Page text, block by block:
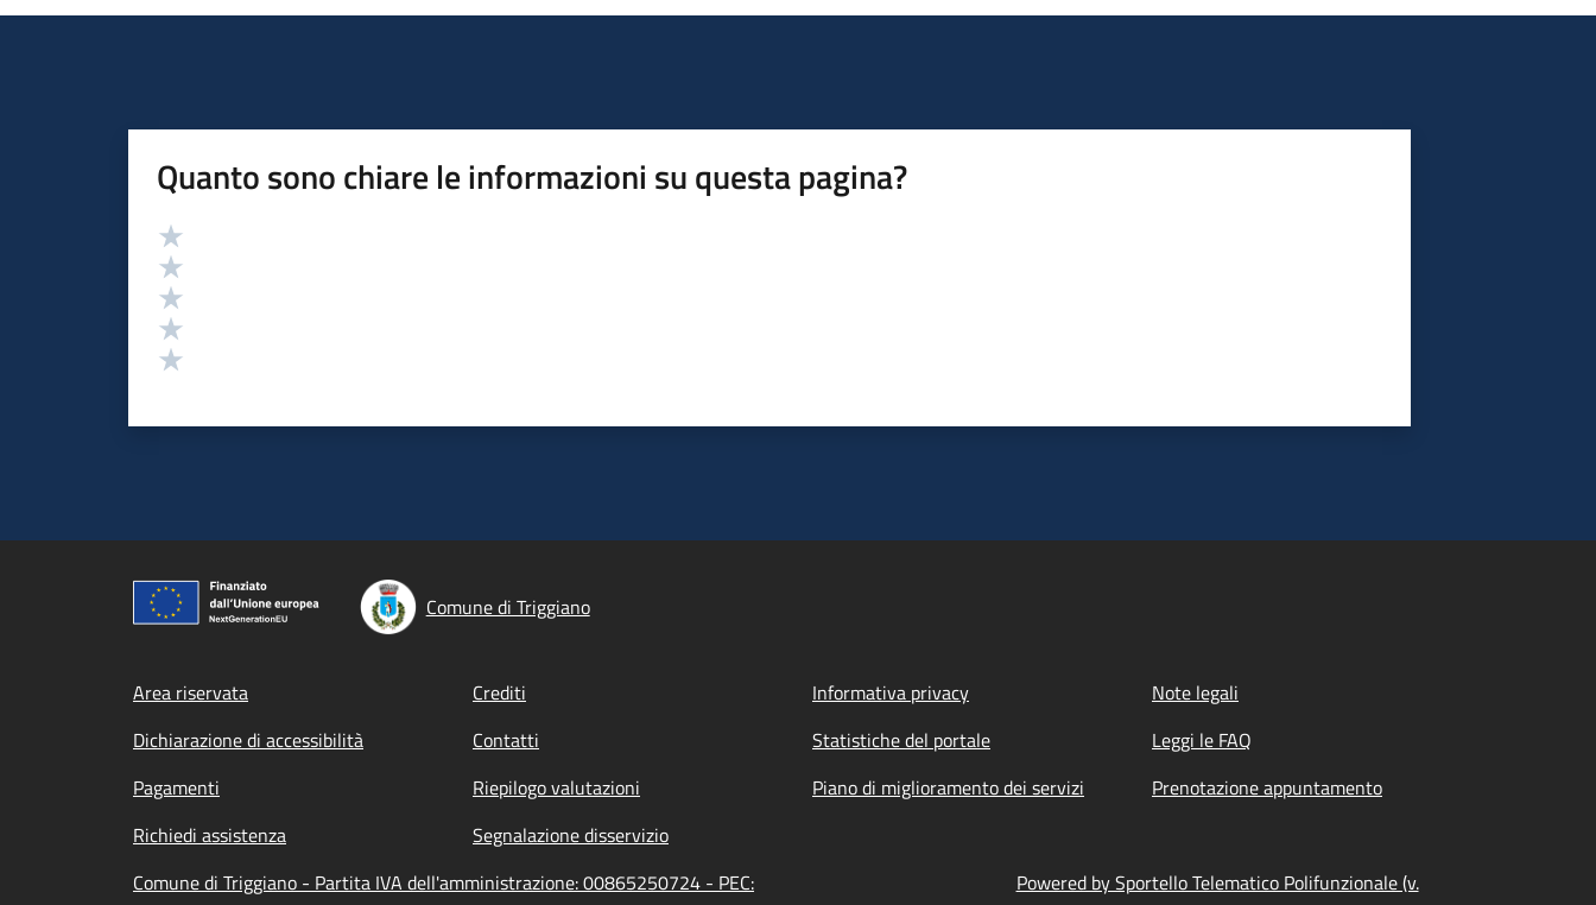
Quanto sono chiare le informazioni su questa pagina?
Valutazione
Comune di Triggiano
Footer menu
Area riservata Crediti Informativa privacy
Note legali
Dichiarazione di accessibilità
Contatti Statistiche del portale
Leggi le FAQ
Pagamenti
Riepilogo valutazioni Piano di miglioramento dei servizi
Prenotazione appuntamento
Richiedi assistenza
Segnalazione disservizio
Comune di Triggiano - Partita IVA dell'amministrazione: 00865250724 - PEC:
Powered by Sportello Telematico Polifunzionale (v.